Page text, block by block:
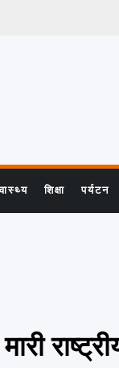
शिक्षा पर्यटन